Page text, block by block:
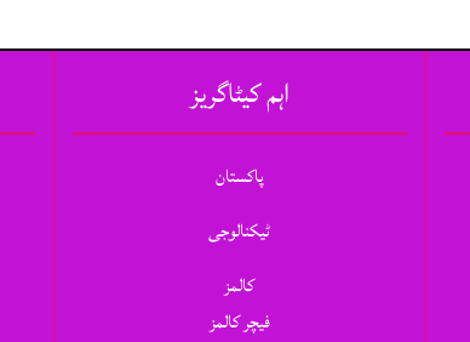
اہم کیٹاگریز
پاکستان
ٹیکنالوجی
کالمز
فیچر کالمز